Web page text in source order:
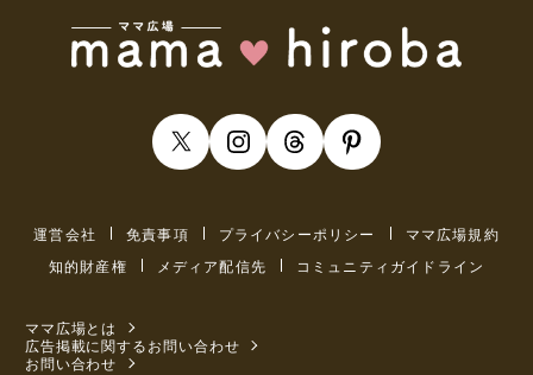
運営会社 免責事項 プライバシーポリシー
ママ広場規約
知的財産権
メディア配信先 コミュニティガイドライン
ママ広場とは
広告掲載に関するお問い合わせ
お問い合わせ